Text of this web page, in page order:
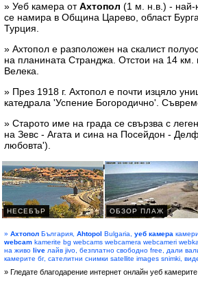
» Уеб камера отАхтопол (1 м. н.в.) - най-
се намира в Община Царево, област
Турция.
» Ахтопол е разположен на скалист
на планината Странджа. Отстои на 14
Велека.
» През 1918 г. Ахтопол е почти изцяло
катедрала 'Успение Богородично'.
» Старото име на града се свързва с
на Зевс - Агата и сина на Посейдон -
любовта').
» Камерата показва:пристанище, кей,
3 плажа - 'Централен', 'Делфин' и
...
» Ахтопол България, Ahtopol Bulgaria, уеб камера
webcam kamerite bg webcams webcamera webcameri
на живо live лайв jivo, безплатно свободно free, дали
камерите бг, сателитни снимки satellite images snimki,
» Гледате благодарение интернет онлайн уеб